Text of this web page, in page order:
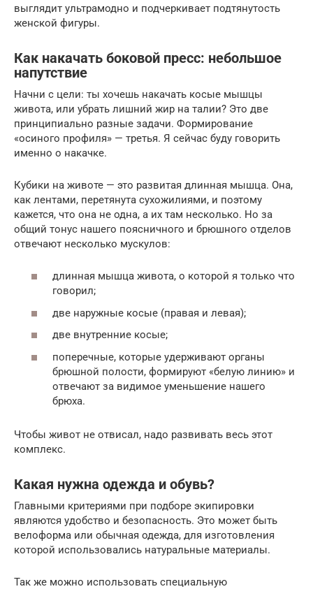
выглядит ультрамодно и подчеркивает подтянутость
женской фигуры.
Как накачать боковой пресс: небольшое
напутствие
Начни с цели: ты хочешь накачать косые мышцы
живота, или убрать лишний жир на талии? Это две
принципиально разные задачи. Формирование
«осиного профиля» — третья. Я сейчас буду говорить
именно о накачке.
Кубики на животе — это развитая длинная мышца. Она,
как лентами, перетянута сухожилиями, и поэтому
кажется, что она не одна, а их там несколько. Но за
общий тонус нашего поясничного и брюшного отделов
отвечают несколько мускулов:
длинная мышца живота, о которой я только что
говорил;
две наружные косые (правая и левая);
две внутренние косые;
поперечные, которые удерживают органы
брюшной полости, формируют «белую линию» и
отвечают за видимое уменьшение нашего
брюха.
Чтобы живот не отвисал, надо развивать весь этот
комплекс.
Какая нужна одежда и обувь?
Главными критериями при подборе экипировки
являются удобство и безопасность. Это может быть
велоформа или обычная одежда, для изготовления
которой использовались натуральные материалы.
Так же можно использовать специальную